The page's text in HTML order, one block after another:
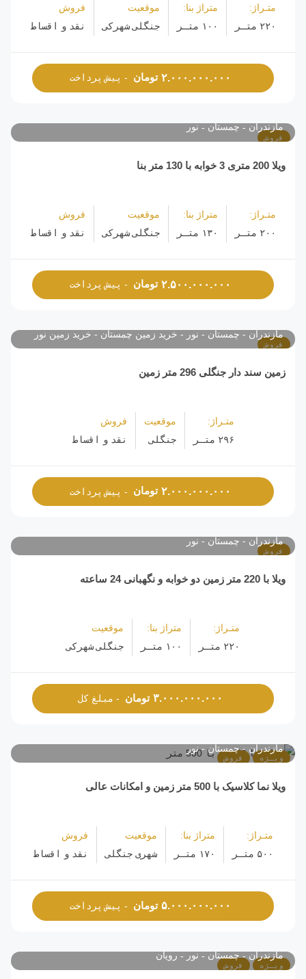
متـراژ:
۲۲۰ متـر
متراژ بنا:
۱۰۰ متـر
موقعیت
جنگلی شهرکی
فروش
نقد و اقساط
۲.۰۰۰.۰۰۰.۰۰۰ تومان - پیش پرداخت
فروش
مازندران چمستان نور
ویلا 200 متری 3 خوابه با 130 متر بنا
متـراژ:
۲۰۰ متـر
متراژ بنا:
۱۳۰ متـر
موقعیت
جنگلی شهرکی
فروش
نقد و اقساط
۲.۵۰۰.۰۰۰.۰۰۰ تومان - پیش پرداخت
فروش
مازندران چمستان نور خرید زمین چمستان خرید زمین نور
زمین سند دار جنگلی 296 متر زمین
متـراژ:
۲۹۶ متـر
موقعیت
جنگلی
فروش
نقد و اقساط
۲.۰۰۰.۰۰۰.۰۰۰ تومان - پیش پرداخت
فروش
مازندران چمستان نور
ویلا با 220 متر زمین دو خوابه و نگهبانی 24 ساعته
متـراژ:
۲۲۰ متـر
متراژ بنا:
۱۰۰ متـر
موقعیت
جنگلی شهرکی
۳.۰۰۰.۰۰۰.۰۰۰ تومان - مبلغ کل
ویـژه فروش
مازندران چمستان نور
ویلا نما کلاسیک با 500 متر زمین و امکانات عالی
متـراژ:
۵۰۰ متـر
متراژ بنا:
۱۷۰ متـر
موقعیت
شهری جنگلی
فروش
نقد و اقساط
۵.۰۰۰.۰۰۰.۰۰۰ تومان - پیش پرداخت
ویـژه فروش
مازندران چمستان نور رویان